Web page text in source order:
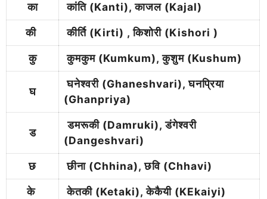
का कांति (Kanti), काजल (Kajal)
की कीर्ति (Kirti) , किशोरी (Kishori )
कु कुमकुम (Kumkum), कुशुम (Kushum)
घ
घनेश्वरी (Ghaneshvari), घनप्रिया
(Ghanpriya)
ड
डमरूकी (Damruki), डंगेश्वरी
(Dangeshvari)
छ छीना (Chhina), छवि (Chhavi)
के केतकी (Ketaki), केकैयी (KEkaiyi)